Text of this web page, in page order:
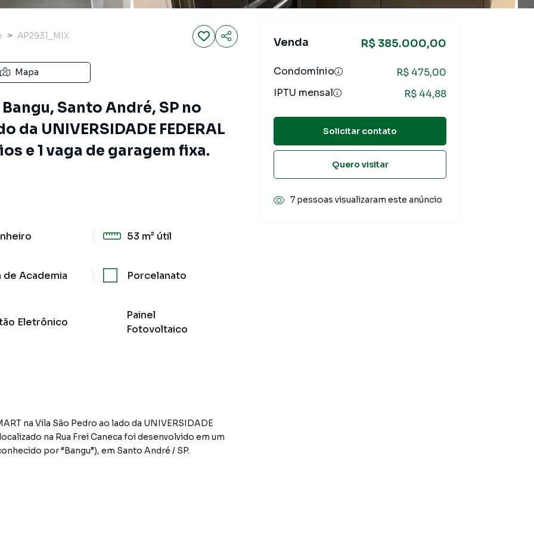
AP2931_MIX
Mapa
Santo André, SP no
UNIVERSIDADE FEDERAL
e 1 vaga de garagem fixa.
53 m² útil
de Academia Porcelanato
Eletrônico
Painel
Fotovoltaico
ao lado da UNIVERSIDADE
desenvolvido em um
por “Bangu”), em Santo André / SP.
Venda R$ 385.000,00
Condomínio
R$ 475,00
IPTU mensal
R$ 44,88
Solicitar contato
Quero visitar
7 pessoas visualizaram este anúncio